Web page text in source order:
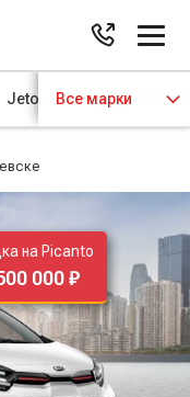
Jetour (8) Kaiyi (4)
Все марки
на Picanto
000 ₽